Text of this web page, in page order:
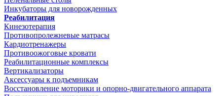
Инкубаторы для новорожденных
Реабилитация
Кинезотерапия
Противопролежневые матрасы
Кардиотренажеры
Противоожоговые кровати
Реабилитационные комплексы
Вертикализаторы
Аксессуары к подъемникам
Восстановление моторики и опорно-двигательного аппарата